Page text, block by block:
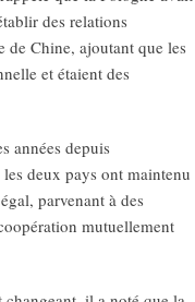
des relations
Chine, ajoutant que les
et étaient des
années depuis
deux pays ont maintenu
parvenant à des
mutuellement